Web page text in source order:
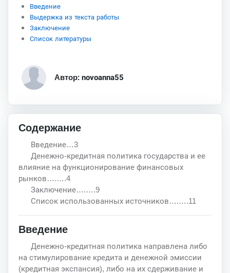
Введение
Выдержка из текста работы
Заключение
Список литературы
Автор: novoanna55
Содержание
Введение…3
Денежно-кредитная политика государства и ее
влияние на функционирование финансовых
рынков….….4
Заключение….….9
Список использованных источников….….11
Введение
Денежно-кредитная политика направлена либо
на стимулирование кредита и денежной эмиссии
(кредитная экспансия), либо на их сдерживание и